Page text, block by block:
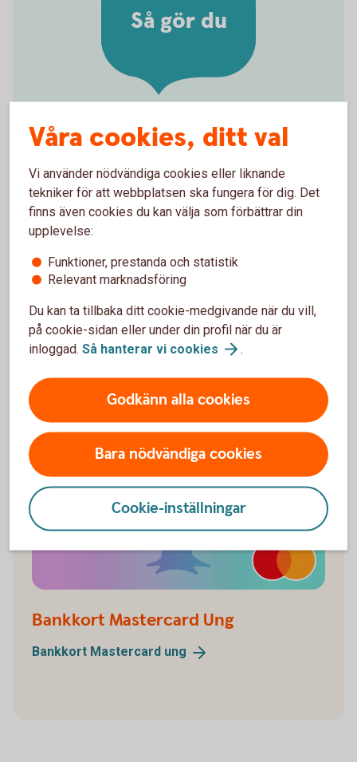
Så gör du
Aktivera kortet i butik eller
uttagsautomat
Valde du PIN-kod själv när du beställde ditt nya
kort? Eller har du fått ett ersättningskort med samma
PIN-kod som ditt tidigare kort? Då kan du börja
använda kortet direkt i uttagsautomat eller butik. Du
gör det genom att stoppa in kortet i kortläsaren och
vanligt.
Bankkort Mastercard Ung
Bankkort Mastercard ung
Våra cookies, ditt val
Vi använder nödvändiga cookies eller liknande
tekniker för att webbplatsen ska fungera för dig. Det
finns även cookies du kan välja som förbättrar din
upplevelse:
Funktioner, prestanda och statistik
Relevant marknadsföring
Du kan ta tillbaka ditt cookie-medgivande när du vill,
på cookie-sidan eller under din profil när du är
inloggad. Så hanterar vi cookies .
Godkänn alla cookies
Bara nödvändiga cookies
Cookie-inställningar